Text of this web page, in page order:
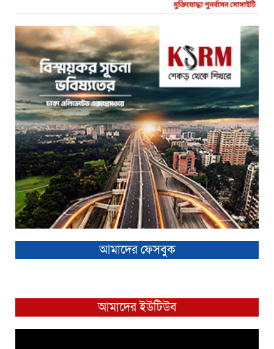
আমাদের ফেসবুক
আমাদের ইউটিউব